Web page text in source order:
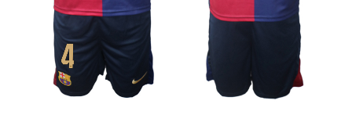
Varukorg